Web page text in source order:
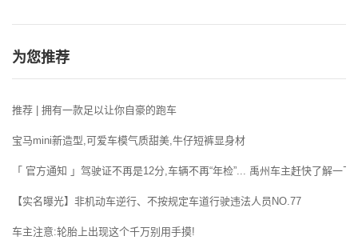
为您推荐
推荐 | 拥有一款足以让你自豪的跑车
宝马mini新造型,可爱车模气质甜美,牛仔短裤显身材
「 官方通知 」驾驶证不再是12分,车辆不再“年检”... 禹州车主赶快了解一下!
【实名曝光】非机动车逆行、不按规定车道行驶违法人员NO.77
车主注意:轮胎上出现这个千万别用手摸!